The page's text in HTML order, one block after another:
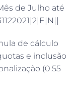
de Julho até
de cálculo
e inclusão
(0.55